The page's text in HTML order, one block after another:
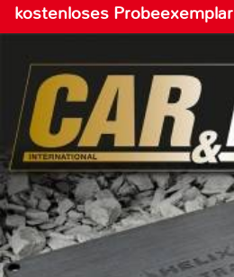
kostenloses Probeexemplar